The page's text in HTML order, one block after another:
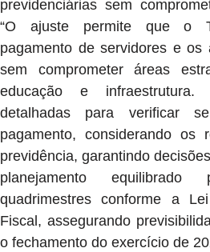
previdenciárias sem
“O ajuste permite que o
pagamento de servidores e os
sem comprometer áreas
educação e infraestrutura.
detalhadas para verificar
pagamento, considerando os
previdência, garantindo
planejamento
quadrimestres conforme a
Fiscal, assegurando
o fechamento do exercício de